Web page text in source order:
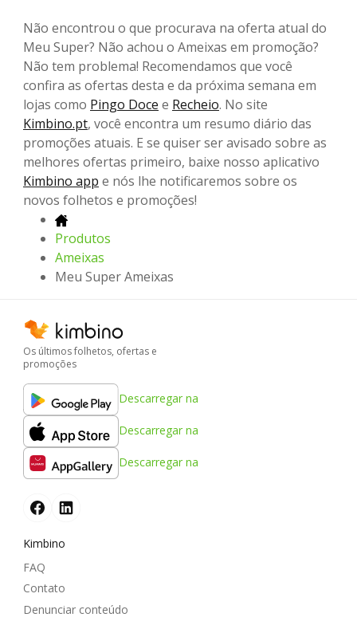
Não encontrou o que procurava na oferta atual do
Meu Super? Não achou o Ameixas em promoção?
Não tem problema! Recomendamos que você
confira as ofertas desta e da próxima semana em
lojas como Pingo Doce e Recheio. No site
Kimbino.pt, você encontra um resumo diário das
promoções atuais. E se quiser ser avisado sobre as
melhores ofertas primeiro, baixe nosso aplicativo
Kimbino app e nós lhe notificaremos sobre os
novos folhetos e promoções!
Produtos
Ameixas
Meu Super Ameixas
Os últimos folhetos, ofertas e
promoções
Descarregar na
Descarregar na
Descarregar na
Kimbino
FAQ
Contato
Denunciar conteúdo